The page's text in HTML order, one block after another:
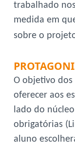
trabalhado
medida em
sobre o
O objetivo
oferecer aos
lado do
obrigatórias
aluno